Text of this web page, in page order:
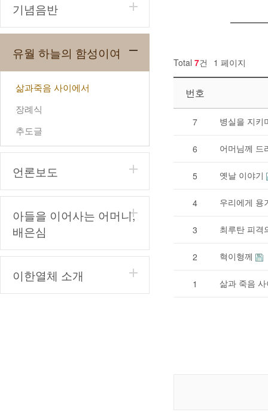
기념음반
유월 하늘의 함성이여
삶과죽음 사이에서
장례식
추도글
언론보도
아들을 이어사는 어머니,
배은심
이한열체 소개
Total 7건 1 페이지
번호
7 병실을 지키
6 어머님께 드
5 옛날 이야기
4 우리에게 용
3 최루탄 피격
2 혁이형께
1 삶과 죽음